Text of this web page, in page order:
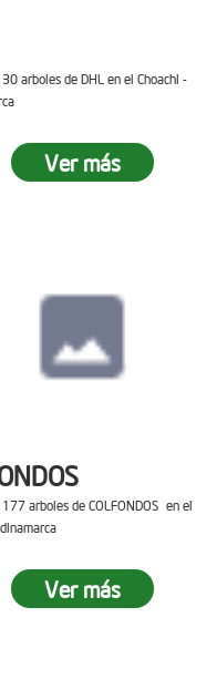
arboles de DHL en el Choachi -
Ver más
arboles de COLFONDOS en el
Ver más